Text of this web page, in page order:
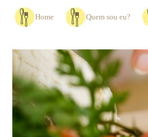
Home Quem sou eu?